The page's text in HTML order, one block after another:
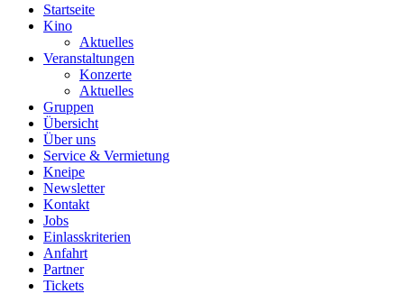
Startseite
Kino
Aktuelles
Veranstaltungen
Konzerte
Aktuelles
Gruppen
Übersicht
Über uns
Service & Vermietung
Kneipe
Newsletter
Kontakt
Jobs
Einlasskriterien
Anfahrt
Partner
Tickets